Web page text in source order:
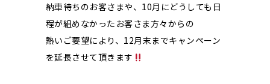
納車待ちのお客さまや、10月にどうしても日
程が組めなかったお客さま方々からの
熱いご要望により、12月末までキャンペーン
を延長させて頂きます